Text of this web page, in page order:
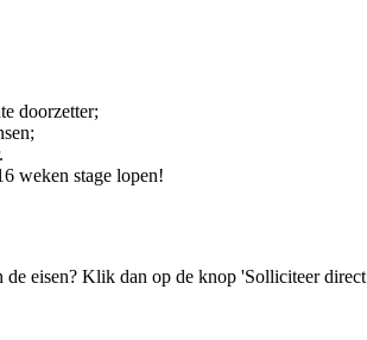
doorzetter;
weken stage lopen!
eisen? Klik dan op de knop 'Solliciteer